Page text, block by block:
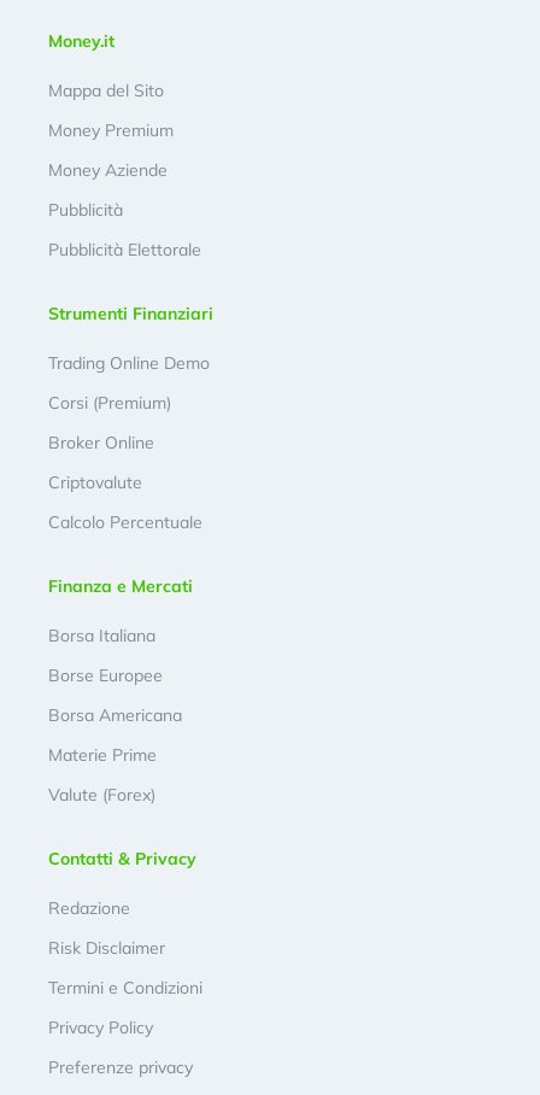
Money.it
Mappa del Sito
Money Premium
Money Aziende
Pubblicità
Pubblicità Elettorale
Strumenti Finanziari
Trading Online Demo
Corsi (Premium)
Broker Online
Criptovalute
Calcolo Percentuale
Finanza e Mercati
Borsa Italiana
Borse Europee
Borsa Americana
Materie Prime
Valute (Forex)
Contatti & Privacy
Redazione
Risk Disclaimer
Termini e Condizioni
Privacy Policy
Preferenze privacy